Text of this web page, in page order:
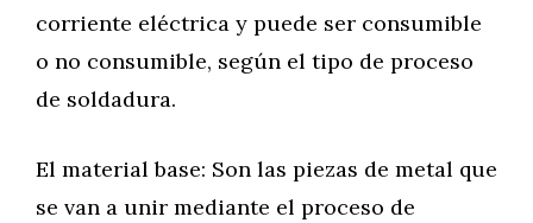
corriente eléctrica y puede ser consumible
o no consumible, según el tipo de proceso
de soldadura.
El material base: Son las piezas de metal que
se van a unir mediante el proceso de